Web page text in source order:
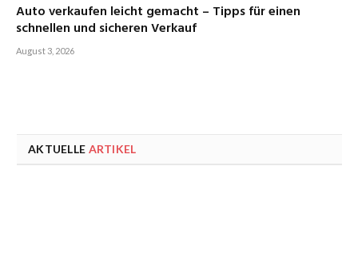
Auto verkaufen leicht gemacht – Tipps für einen
schnellen und sicheren Verkauf
August 3, 2026
AKTUELLE ARTIKEL